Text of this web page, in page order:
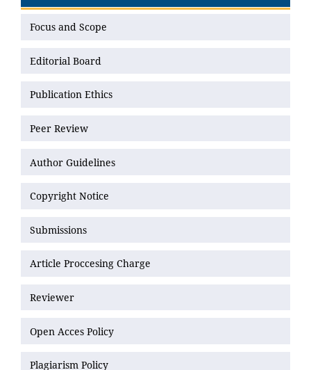
Focus and Scope
Editorial Board
Publication Ethics
Peer Review
Author Guidelines
Copyright Notice
Submissions
Article Proccesing Charge
Reviewer
Open Acces Policy
Plagiarism Policy